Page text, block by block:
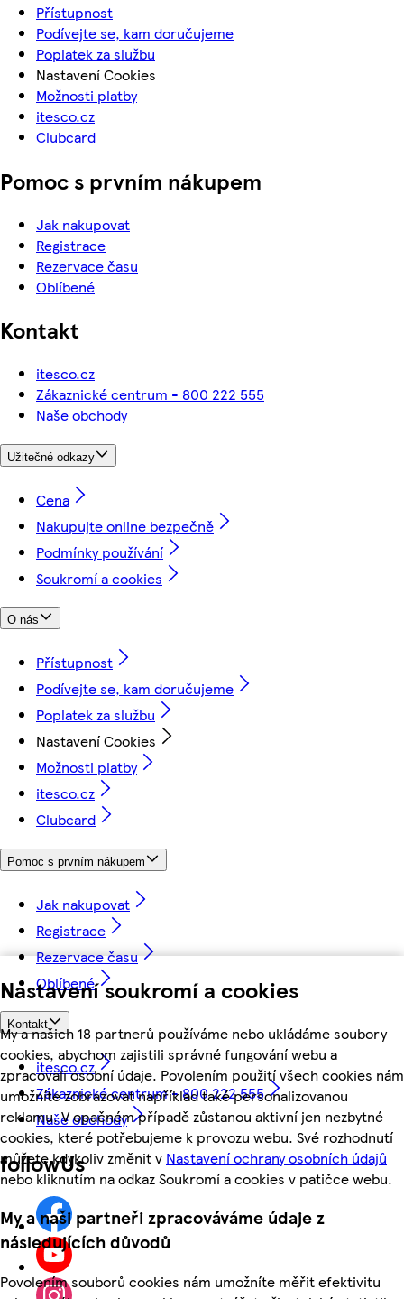
Nastavení soukromí a cookies
My a našich 18 partnerů používáme nebo ukládáme soubory
cookies, abychom zajistili správné fungování webu a
zpracovali osobní údaje. Povolením použití všech cookies nám
umožníte zobrazovat například také personalizovanou
reklamu. V opačném případě zůstanou aktivní jen nezbytné
cookies, které potřebujeme k provozu webu. Své rozhodnutí
můžete kdykoliv změnit v Nastavení ochrany osobních údajů
nebo kliknutím na odkaz Soukromí a cookies v patičce webu.
My a naši partneři zpracováváme údaje z
následujících důvodů
Povolením souborů cookies nám umožníte měřit efektivitu
Přístupnost
Podívejte se, kam doručujeme
Poplatek za službu
Nastavení Cookies
Možnosti platby
itesco.cz
Clubcard
Pomoc s prvním nákupem
Jak nakupovat
Registrace
Rezervace času
Oblíbené
Kontakt
itesco.cz
Zákaznické centrum - 800 222 555
Naše obchody
Užitečné odkazy
Cena
Nakupujte online bezpečně
Podmínky používání
Soukromí a cookies
O nás
Přístupnost
Podívejte se, kam doručujeme
Poplatek za službu
Nastavení Cookies
Možnosti platby
itesco.cz
Clubcard
Pomoc s prvním nákupem
Jak nakupovat
Registrace
Rezervace času
Oblíbené
Kontakt
itesco.cz
Zákaznické centrum - 800 222 555
Naše obchody
followUs